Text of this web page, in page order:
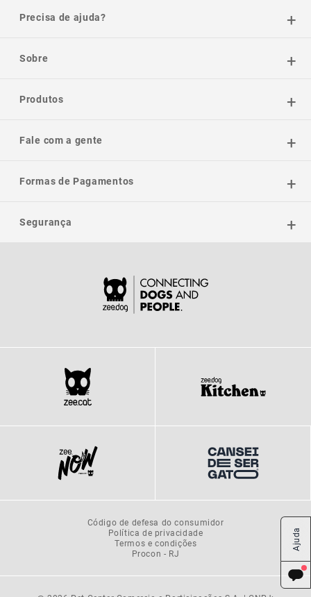
Precisa de ajuda?
Sobre
Produtos
Fale com a gente
Formas de Pagamentos
Segurança
Código de defesa do consumidor
Política de privacidade
Termos e condições
Procon - RJ
Ajuda